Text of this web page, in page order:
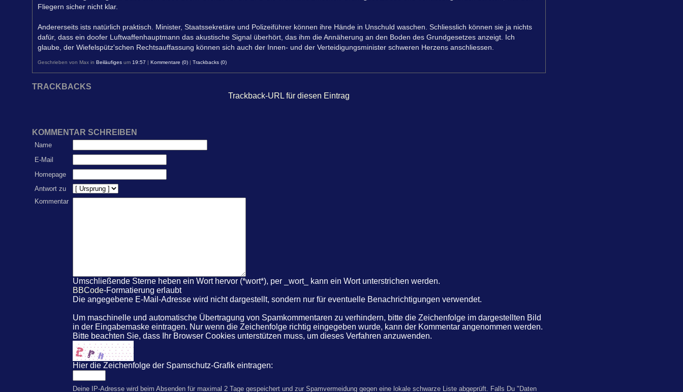
Fliegern sicher nicht klar.
Andererseits ists natürlich praktisch. Minister, Staatssekretäre und Polizeiführer können ihre Hände in Unschuld waschen. Schliesslich können sie ja nichts
dafür, dass ein doofer Luftwaffenhauptmann das akustische Signal überhört, das ihm die Annäherung an den Boden des Grundgesetzes anzeigt. Ich
glaube, der Wiefelspütz'schen Rechtsauffassung können sich auch der Innen- und der Verteidigungsminister schweren Herzens anschliessen.
Geschrieben von Max in Beiläufiges um 19:57 | Kommentare (0) | Trackbacks (0)
TRACKBACKS
Trackback-URL für diesen Eintrag
KOMMENTAR SCHREIBEN
Name
E-Mail
Homepage
Antwort zu
Kommentar
Umschließende Sterne heben ein Wort hervor (*wort*), per _wort_ kann ein Wort unterstrichen werden.
BBCode-Formatierung erlaubt
Die angegebene E-Mail-Adresse wird nicht dargestellt, sondern nur für eventuelle Benachrichtigungen verwendet.
Um maschinelle und automatische Übertragung von Spamkommentaren zu verhindern, bitte die Zeichenfolge im dargestellten Bild
in der Eingabemaske eintragen. Nur wenn die Zeichenfolge richtig eingegeben wurde, kann der Kommentar angenommen werden.
Bitte beachten Sie, dass Ihr Browser Cookies unterstützen muss, um dieses Verfahren anzuwenden.
Hier die Zeichenfolge der Spamschutz-Grafik eintragen:
Deine IP-Adresse wird beim Absenden für maximal 2 Tage gespeichert und zur Spamvermeidung gegen eine lokale schwarze Liste abgeprüft. Falls Du "Daten